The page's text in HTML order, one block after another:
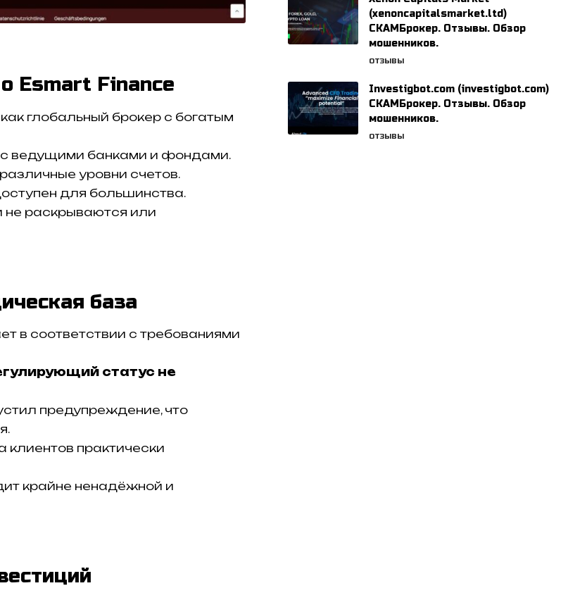
Esmart Finance
глобальный брокер с богатым
ведущими банками и фондами.
уровни счетов.
для большинства.
не раскрываются или
база
в соответствии с требованиями
статус не
предупреждение, что
клиентов практически
крайне ненадёжной и
(xenoncapitalsmarket.ltd)
СКАМБрокер. Отзывы. Обзор
мошенников.
ОТЗЫВЫ
Investigbot.com (investigbot.com)
СКАМБрокер. Отзывы. Обзор
мошенников.
ОТЗЫВЫ